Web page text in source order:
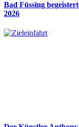
Bad Füssing
2026